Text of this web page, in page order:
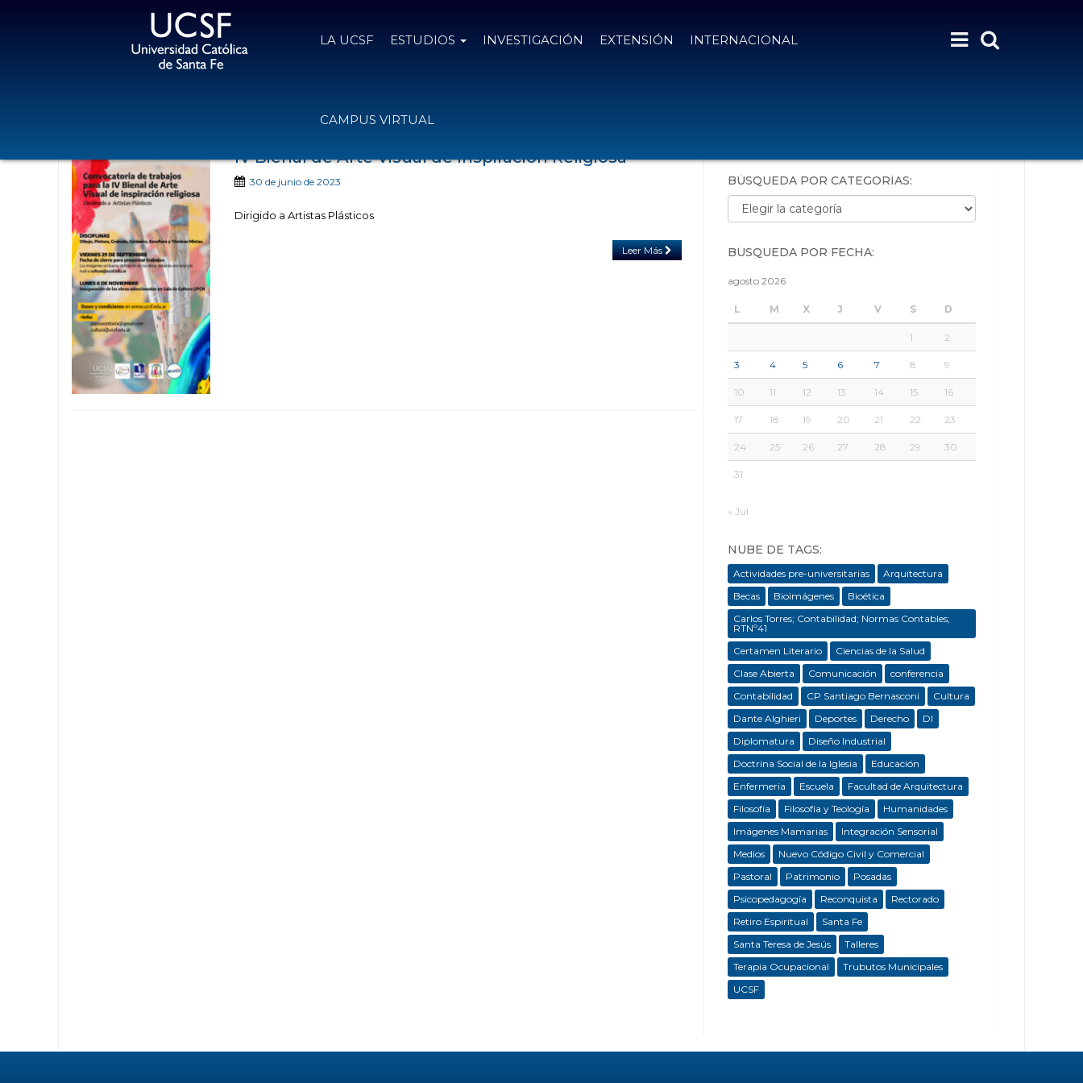
LA UCSF ESTUDIOS INVESTIGACIÓN EXTENSIÓN INTERNACIONAL
CAMPUS VIRTUAL
IV Bienal de Arte Visual de Inspiración Religiosa
30 de junio de 2023
Dirigido a Artistas Plásticos
Leer Más
BÚSQUEDA POR CATEGORÍAS:
Búsqueda por categorías:
BÚSQUEDA POR FECHA:
agosto 2026
L M X J V S D
1 2
3 4 5 6 7 8 9
10 11 12 13 14 15 16
17 18 19 20 21 22 23
24 25 26 27 28 29 30
31
« Jul
NUBE DE TAGS:
Actividades pre-universitarias
Arquitectura
Becas
Bioimágenes
Bioética
Carlos Torres; Contabilidad; Normas Contables;
RTNº41
Certamen Literario
Ciencias de la Salud
Clase Abierta
Comunicación
conferencia
Contabilidad
CP Santiago Bernasconi
Cultura
Dante Alghieri
Deportes Derecho
DI
Diplomatura
Diseño Industrial
Doctrina Social de la Iglesia
Educación
Enfermeria
Escuela
Facultad de Arquitectura
Filosofía
Filosofía y Teología
Humanidades
Imágenes Mamarias
Integración Sensorial
Medios
Nuevo Código Civil y Comercial
Pastoral
Patrimonio
Posadas
Psicopedagogía
Reconquista
Rectorado
Retiro Espiritual
Santa Fe
Santa Teresa de Jesús
Talleres
Terapia Ocupacional
Trubutos Municipales
UCSF